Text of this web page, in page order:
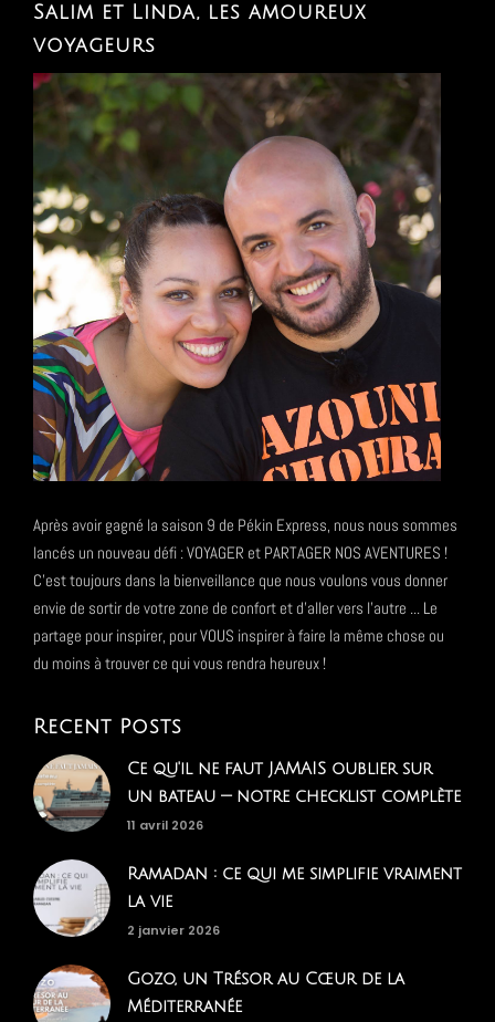
Salim et Linda, les amoureux
voyageurs
Après avoir gagné la saison 9 de Pékin Express, nous nous sommes
lancés un nouveau défi : VOYAGER et PARTAGER NOS AVENTURES !
C'est toujours dans la bienveillance que nous voulons vous donner
envie de sortir de votre zone de confort et d'aller vers l'autre ... Le
partage pour inspirer, pour VOUS inspirer à faire la même chose ou
du moins à trouver ce qui vous rendra heureux !
Recent Posts
Ce qu'il ne faut JAMAIS oublier sur
un bateau — notre checklist complète
11 avril 2026
Ramadan : ce qui me simplifie vraiment
la vie
2 janvier 2026
Gozo, un Trésor au Cœur de la
Méditerranée